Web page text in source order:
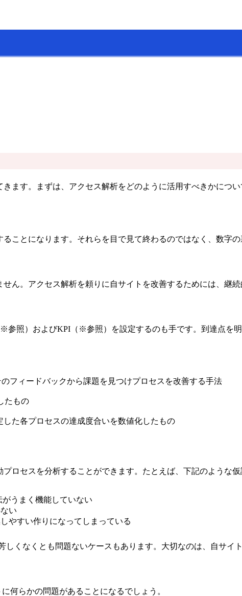
ます。まずは、アクセス解析をどのように活用すべきかについ
ことになります。それらを目で見て終わるのではなく、数字
ん。アクセス解析を頼りに自サイトを改善するためには、継
参照）およびKPI（※参照）を設定するのも手です。到達点を
フィードバックから課題を見つけプロセスを改善する手法
たもの
した各プロセスの達成度合いを数値化したもの
ロセスを分析することができます。たとえば、下記のような仮
うまく機能していない
い
すい作りになってしまっている
しくなくとも問題ないケースもあります。大切なのは、自サイ
何らかの問題があることになるでしょう。